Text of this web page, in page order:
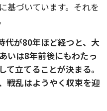
基づいています。それを
代が80年ほど経つと、大
いは8年前後にもわたっ
立てることが決まる。
戦乱はようやく収束を迎